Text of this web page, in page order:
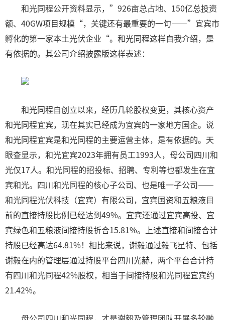
和光同程公开资料显示，”926亩总占地、150亿总投资
额、40GW项目规模“，关键还有最重要的一句——”宜宾市
孵化的第一家本土光伏企业“。和光同程这样自我介绍，是
有依据的。其公司介绍披露版这样表述：
和光同程自创立以来，经历几轮股权变更，其核心资产
和光同程宜宾，现在其实已经成为宜宾的一家地方国企。说
和光同程宜宾是和光同程的主要运营主体，是有依据的。天
眼查显示，和光宜宾2023年拥有员工1993人，母公司四川和
光仅17人。和光同程的招投标、招聘、专利等也都发生在宜
宾和光。四川和光同程的核心子公司、也是唯一子公司——
和光同程光伏科技（宜宾）有限公司，宜宾国资和五粮液目
前的直接持股比例已经达到49%。宜宾还通过宜宾高投、宜
宾绿色和五粮液间接持股折合15.81%。上述直接和间接合计
持股已经高达64.81%！相比来说，谢毅通过毅飞星特、包括
谢毅在内的管理层通过持股平台四川光赫，两个平台合计持
有四川和光同程42%股权，相当于间接持股和光同程宜宾约
21.42%。